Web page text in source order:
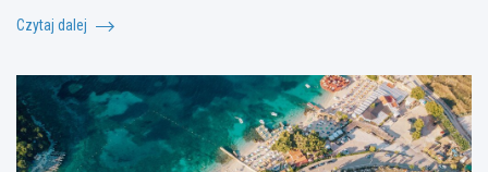
Czytaj dalej